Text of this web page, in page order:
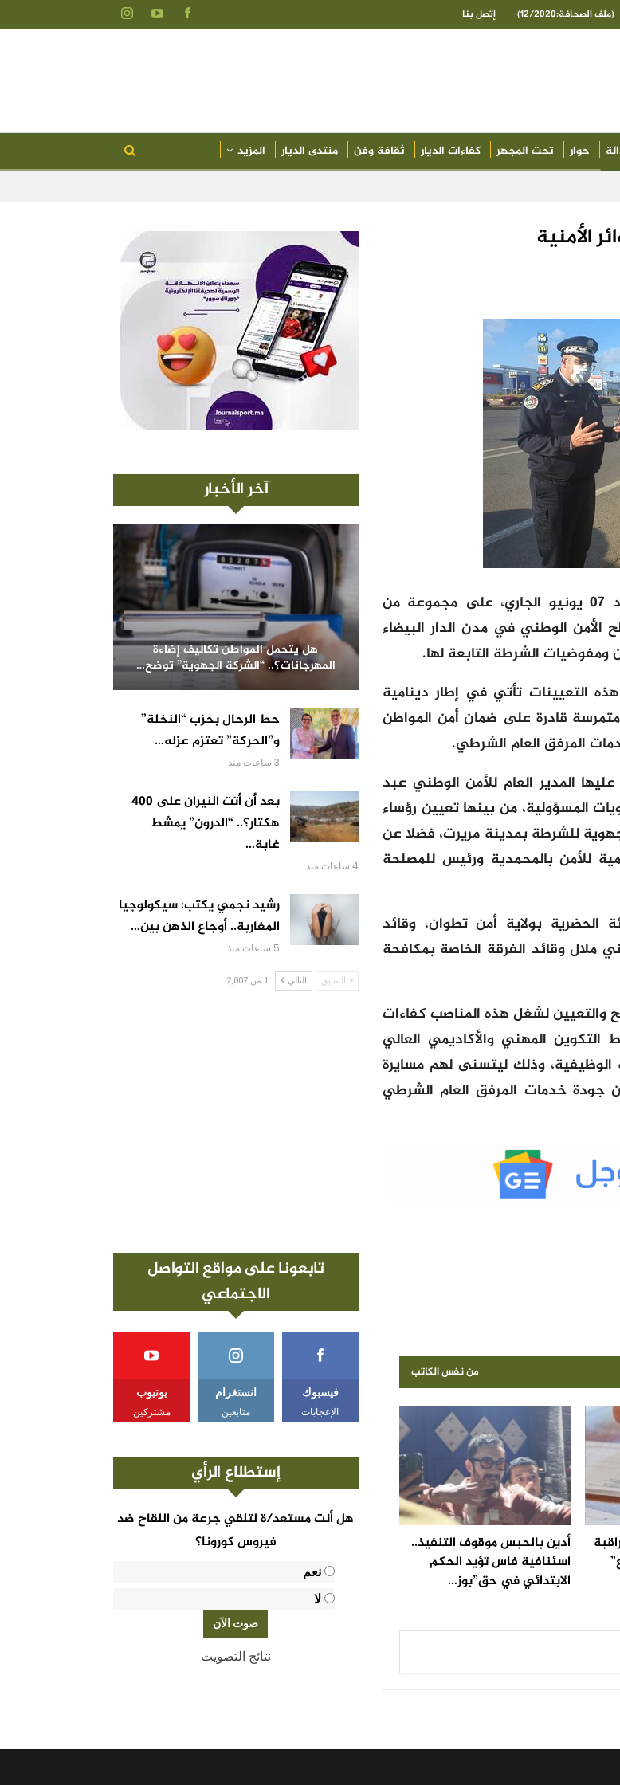
(ملف الصحافة:12/2020) إتصل بنا
حوار تحت المجهر كفاءات الديار ثقافة وفن منتدى الديار المزيد
الأمنية
أشرت المديرية العامة للأمن الوطني، زوال أمس الأحد 07 يونيو الجاري، على مجموعة من
الأمن الوطني في مدن الدار البيضاء
ومفوضيات الشرطة التابعة لها.
التعيينات تأتي في إطار دينامية
قادرة على ضمان أمن المواطن
المرفق العام الشرطي.
المدير العام للأمن الوطني عبد
من بينها تعيين رؤساء
للشرطة بمدينة مريرت، فضلا عن
للأمن بالمحمدية ورئيس للمصلحة
الحضرية بولاية أمن تطوان، وقائد
ملال وقائد الفرقة الخاصة بمكافحة
والتعيين لشغل هذه المناصب كفاءات
المهني والأكاديمي العالي
الوظيفية، وذلك ليتسنى لهم مسايرة
من جودة خدمات المرفق العام الشرطي
من نفس الكاتب
أدين بالحبس موقوف التنفيذ..
اسئنافية فاس تؤيد الحكم
الابتدائي في حق”بوز…
آخر الأخبار
هل يتحمل المواطن تكاليف إضاءة
المهرجانات؟.. “الشركة الجهوية” توضح…
حط الرحال بحزب “النخلة”
و”الحركة” تعتزم عزله…
3 ساعات منذ
بعد أن أتت النيران على 400
هكتار؟.. “الدرون” يمشط
غابة…
4 ساعات منذ
رشيد نجمي يكتب: سيكولوجيا
المغاربة.. أوجاع الذهن بين…
5 ساعات منذ
السابق التالي 1 من 2,007
تابعونا على مواقع التواصل
الاجتماعي
فيسبوك
الإعجابات
انستغرام
متابعين
يوتيوب
مشتركين
إستطلاع الرأي
هل أنت مستعد/ة لتلقي جرعة من اللقاح ضد
فيروس كورونا؟
نعم
لا
نتائج التصويت